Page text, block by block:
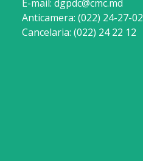
E-mail: dgpdc@cmc.md
Anticamera: (022) 24-27-02
Cancelaria: (022) 24 22 12